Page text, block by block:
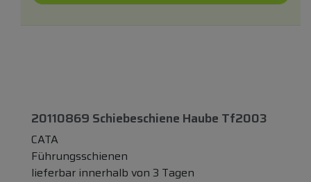
20110869 Schiebeschiene Haube Tf2003
CATA
Führungsschienen
lieferbar innerhalb von 3 Tagen